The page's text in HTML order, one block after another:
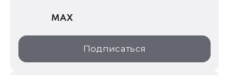
1С:Дистрибьюция
1С:Образование
ИТС.1C.ru
MAX
Подписаться